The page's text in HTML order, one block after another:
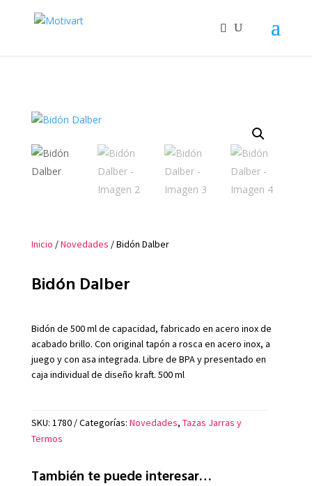
Inicio /Novedades / Bidón Dalber
Bidón Dalber
Bidón de 500 ml de capacidad, fabricado en acero inox de
acabado brillo. Con original tapón a rosca en acero inox, a
juego y con asa integrada. Libre de BPA y presentado en
caja individual de diseño kraft. 500 ml
SKU: 1780 Categorías: Novedades, Tazas Jarras y
Termos
También te puede interesar…